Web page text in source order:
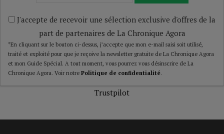
J'accepte de recevoir une sélection exclusive d'offres de la
part de partenaires de La Chronique Agora
*En cliquant sur le bouton ci-dessus, j’accepte que mon e-mail saisi soit utilisé,
traité et exploité pour que je reçoive la newsletter gratuite de La Chronique Agora
et mon Guide Spécial. A tout moment, vous pourrez vous désinscrire de La
Chronique Agora. Voir notre Politique de confidentialité.
Trustpilot